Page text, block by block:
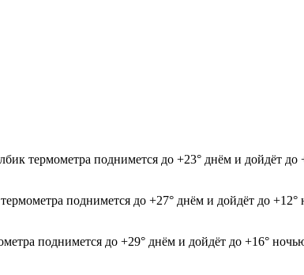
термометра поднимется до +23° днём и дойдёт
поднимется до +27° днём и дойдёт до
поднимется до +29° днём и дойдёт до +16°